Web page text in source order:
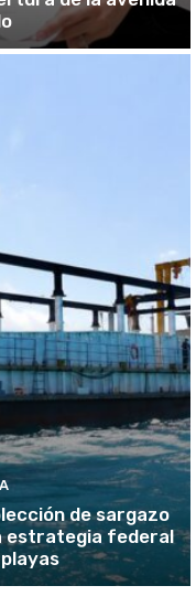
de sargazo
estrategia federal